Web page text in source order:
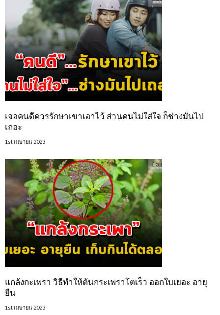
เจอคนดีควรรักษาเขาเอาไว้ ส่วนคนไม่ใส่ใจ ก็ช่างมันไป
เถอะ
1st เมษายน 2023
แกล้งกะเพรา วิธีทำให้ต้นกระเพราโตเร็ว ออกใบเยอะ อายุ
ยืน
1st เมษายน 2023